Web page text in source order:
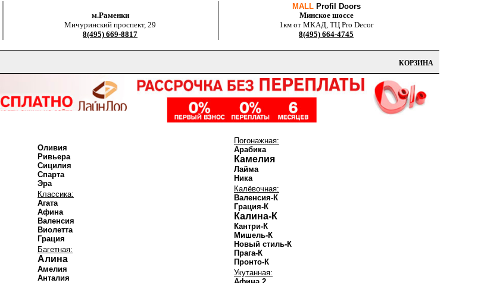
м.Раменки
Мичуринский проспект, 29
8(495) 669-8817
MALLProfil Doors
Минское шоссе
1км от МКАД, ТЦ Pro Decor
8(495) 664-4745
КОРЗИНА
Оливия
Ривьера
Сицилия
Спарта
Эра
Классика:
Агата
Афина
Валенсия
Виолетта
Грация
Багетная:
Алина
Амелия
Анталия
Погонажная:
Арабика
Камелия
Лайма
Ника
Калёвочная:
Валенсия-К
Грация-К
Калина-К
Кантри-К
Мишель-К
Новый стиль-К
Прага-К
Пронто-К
Укутанная: